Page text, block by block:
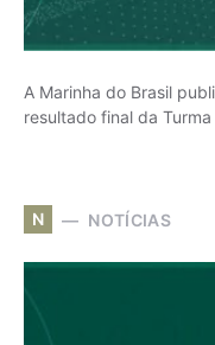
A Marinha do Brasil
resultado final da
N NOTÍCIAS